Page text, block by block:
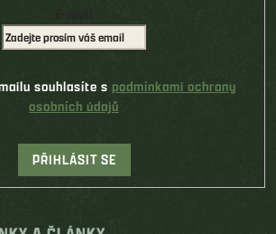
souhlasíte s podmínkami ochrany
osobních údajů
PŘIHLÁSIT SE